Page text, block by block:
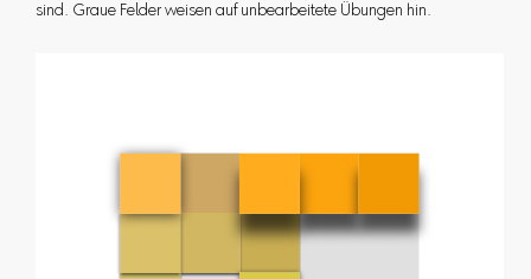
sind. Graue Felder weisen auf unbearbeitete Übungen hin.